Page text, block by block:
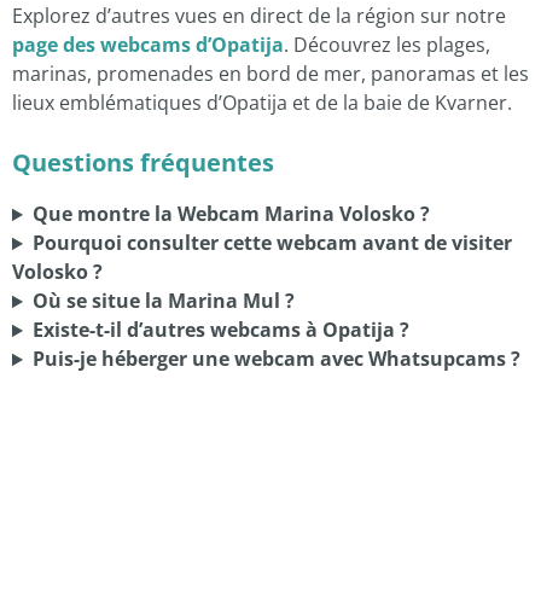
Explorez d’autres vues en direct de la région sur notre
page des webcams d’Opatija. Découvrez les plages,
marinas, promenades en bord de mer, panoramas et les
lieux emblématiques d’Opatija et de la baie de Kvarner.
Questions fréquentes
Que montre la Webcam Marina Volosko ?
Pourquoi consulter cette webcam avant de visiter
Volosko ?
Où se situe la Marina Mul ?
Existe-t-il d’autres webcams à Opatija ?
Puis-je héberger une webcam avec Whatsupcams ?